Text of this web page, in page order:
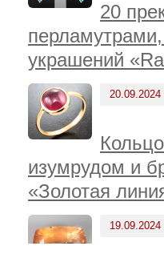
20
украшений
20.09.2024
изумрудом и
«Золотая
19.09.2024